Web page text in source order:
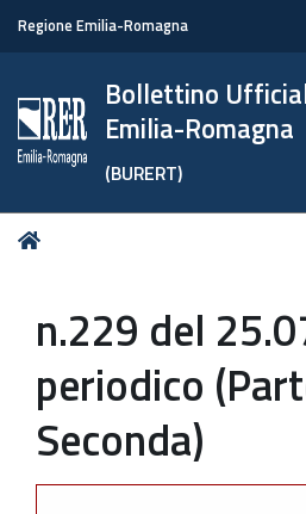
Regione Emilia-Romagna
Bollettino
Emilia-Romagna
(BURERT)
Tu
n.229 del
periodico
Seconda)